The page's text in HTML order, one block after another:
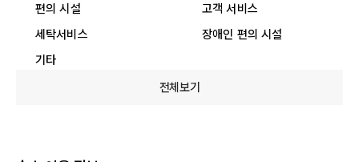
편의 시설
고객 서비스
세탁서비스
장애인 편의 시설
기타
전체보기